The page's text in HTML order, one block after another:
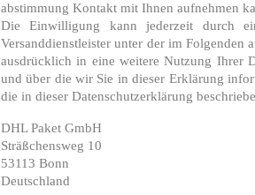
abstimmung Kontakt mit Ihnen aufnehmen
Die Einwilligung kann jederzeit durch
Versanddienstleister unter der im
ausdrücklich in eine weitere Nutzung Ihrer
und über die wir Sie in dieser Erklärung
die in dieser Datenschutzerklärung
DHL Paket GmbH
Sträßchensweg 10
53113 Bonn
Deutschland